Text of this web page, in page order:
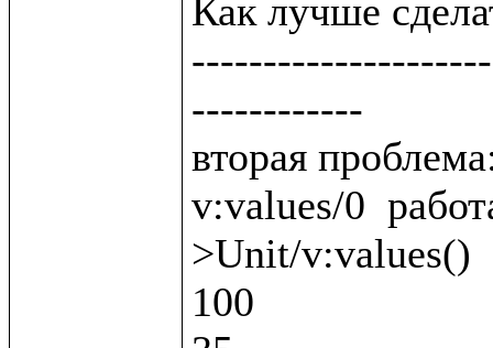
Как лучше
------------
вторая
v:values/0
>Unit/v:values()
100